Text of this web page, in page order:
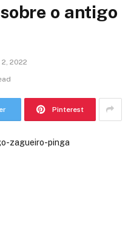
o antigo
2022
Pinterest